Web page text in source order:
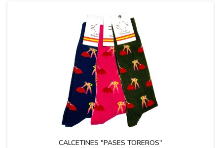
CALCETINES "PASES TOREROS"